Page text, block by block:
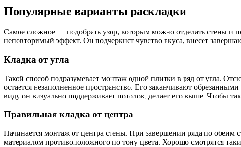
Популярные варианты раскладки
Самое сложное — подобрать узор, которым можно отделать стены и
неповторимый эффект. Он подчеркнет чувство вкуса, внесет
Кладка от угла
Такой способ подразумевает монтаж одной плитки в ряд от угла.
остается незаполненное пространство. Его заканчивают
виду он визуально поддерживает потолок, делает его выше. Чтобы
Правильная кладка от центра
Начинается монтаж от центра стены. При завершении ряда по обеим
материалом противоположного по тону цвета. Хорошо смотрятся